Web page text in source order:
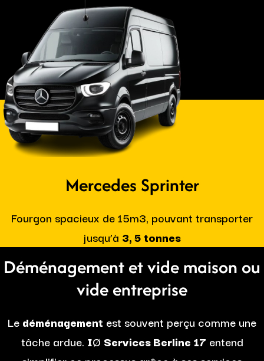
Mercedes Sprinter
Fourgon spacieux de 15m3, pouvant transporter
jusqu’à 3, 5 tonnes
Déménagement et vide maison ou
vide entreprise
Le déménagement est souvent perçu comme une
tâche ardue. IØ Services Berline 17 entend